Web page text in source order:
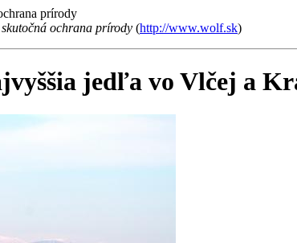
ochrana prírody (http://www.wolf.sk)
jedľa vo Vlčej a